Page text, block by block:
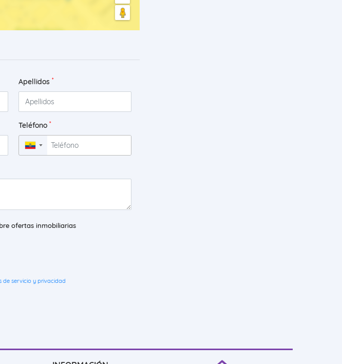
Apellidos *
Teléfono *
▼
ofertas inmobiliarias
de servicio y privacidad